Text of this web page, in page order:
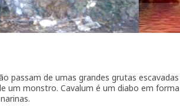
passam de umas grandes grutas
um monstro. Cavalum é um diabo em